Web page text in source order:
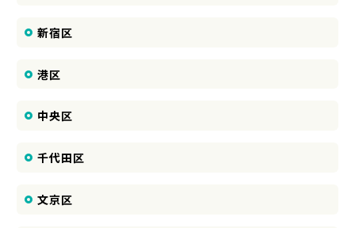
新宿区
港区
中央区
千代田区
文京区